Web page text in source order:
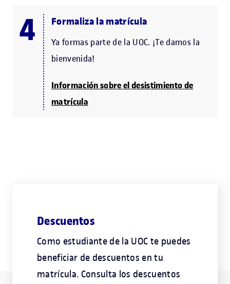
Formaliza la matrícula
Ya formas parte de la UOC. ¡Te damos la
bienvenida!
Información sobre el desistimiento de
matrícula
Descuentos
Como estudiante de la UOC te puedes
beneficiar de descuentos en tu
matrícula. Consulta los descuentos